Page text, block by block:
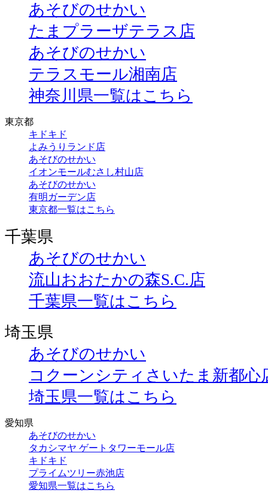
あそびのせかい
たまプラーザテラス店
あそびのせかい
テラスモール湘南店
神奈川県一覧はこちら
東京都
キドキド
よみうりランド店
あそびのせかい
イオンモールむさし村山店
あそびのせかい
有明ガーデン店
東京都一覧はこちら
千葉県
あそびのせかい
流山おおたかの森S.C.店
千葉県一覧はこちら
埼玉県
あそびのせかい
コクーンシティさいたま新都心
埼玉県一覧はこちら
愛知県
あそびのせかい
タカシマヤ ゲートタワーモール店
キドキド
プライムツリー赤池店
愛知県一覧はこちら